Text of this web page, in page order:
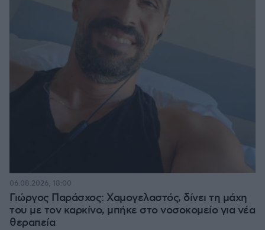
Γιώργος Παράσχος: Χαμογελαστός, δίνει τη μάχη
του με τον καρκίνο, μπήκε στο νοσοκομείο για νέα
θεραπεία
06.08.2026, 18:00